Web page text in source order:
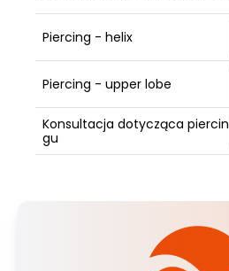
Piercing - helix
Piercing - upper lobe
Konsultacja dotycząca piercin
gu